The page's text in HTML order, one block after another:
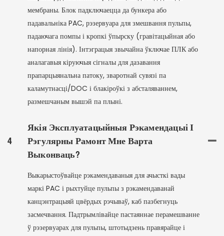
мембраны. Блок падключаецца да бункера або
падавальніка PAC, рэзервуара для змешвання пульпы,
падаючага помпы і кропкі ўпырску (гравітацыйная або
напорная лінія). Інтэграцыя звычайна ўключае ПЛК або
аналагавыя кіруючыя сігналы для дазавання
прапарцыянальна патоку, зваротнай сувязі па
каламутнасці/DOC і блакіроўкі з абсталяваннем,
размешчаным вышэй па плыні.
4
Якія Эксплуатацыйныя Рэкамендацыі І
Рэгулярны Рамонт Мне Варта
Выконваць?
Выкарыстоўвайце рэкамендаваныя для ачысткі вады
маркі PAC і рыхтуйце пульпы з рэкамендаванай
канцэнтрацыяй цвёрдых рэчываў, каб пазбегнуць
засмечвання. Падтрымлівайце пастаяннае перамешванне
ў рэзервуарах для пульпы, штотыдзень правярайце і